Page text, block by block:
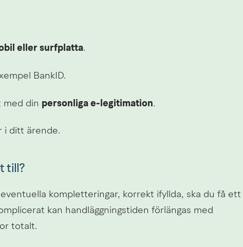
eller surfplatta.
BankID.
med din personliga e-legitimation.
i ditt ärende.
till?
kompletteringar, korrekt ifyllda, ska du få ett
kan handläggningstiden förlängas med
totalt.